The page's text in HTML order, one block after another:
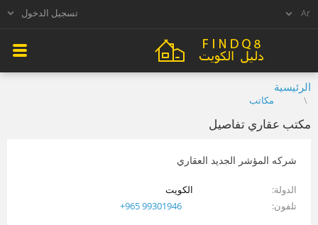
تسجيل الدخول
الرئيسية
مكاتب
مكتب عقاري تفاصيل
شركه المؤشر الجديد العقاري
الدولة
الكويت
تلفون
+965 99301946